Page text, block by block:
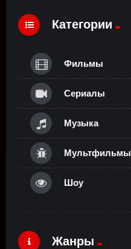
Категории
Фильмы
Сериалы
Музыка
Мультфильмы
Шоу
Жанры